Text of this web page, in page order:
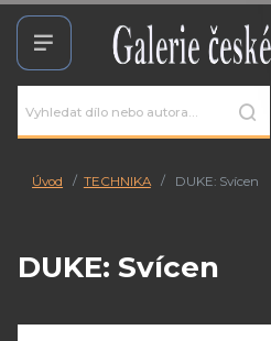
Úvod TECHNIKA DUKE: Svícen
DUKE: Svícen